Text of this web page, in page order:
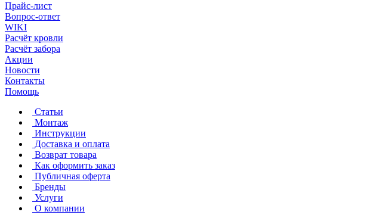
Прайс-лист
Вопрос-ответ
WIKI
Расчёт кровли
Расчёт забора
Акции
Новости
Контакты
Помощь
Статьи
Монтаж
Инструкции
Доставка и оплата
Возврат товара
Как оформить заказ
Публичная оферта
Бренды
Услуги
О компании